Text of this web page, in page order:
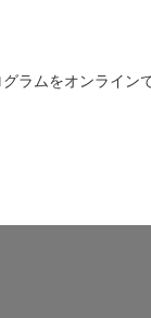
ラムをオンライン